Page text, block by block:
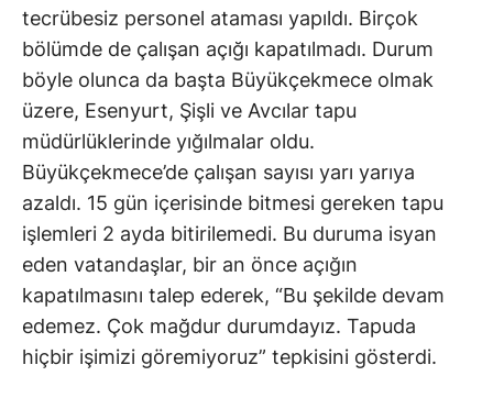
tecrübesiz personel ataması yapıldı. Birçok
bölümde de çalışan açığı kapatılmadı. Durum
böyle olunca da başta Büyükçekmece olmak
üzere, Esenyurt, Şişli ve Avcılar tapu
müdürlüklerinde yığılmalar oldu.
Büyükçekmece’de çalışan sayısı yarı yarıya
azaldı. 15 gün içerisinde bitmesi gereken tapu
işlemleri 2 ayda bitirilemedi. Bu duruma isyan
eden vatandaşlar, bir an önce açığın
kapatılmasını talep ederek, “Bu şekilde devam
edemez. Çok mağdur durumdayız. Tapuda
hiçbir işimizi göremiyoruz” tepkisini gösterdi.